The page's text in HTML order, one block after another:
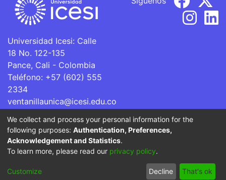
Universidad Icesi: Calle
18 No. 122-135
Pance, Cali - Colombia
Teléfono: +57 (602) 555
2334
ventanillaunica@icesi.edu.co
La Universidad Icesi es una Institución de Educación
Superior que se encuentra sujeta a inspección y vigilancia
por parte del Ministerio de Educación Nacional.
Cookie
End User
Send
We collect and process your personal information for the
following purposes: Authentication, Preferences,
Acknowledgement and Statistics.
To learn more, please read our privacy policy.
Customize Decline That's ok